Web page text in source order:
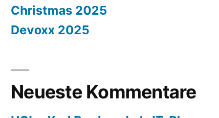
Christmas 2025
Devoxx 2025
Neueste Kommentare